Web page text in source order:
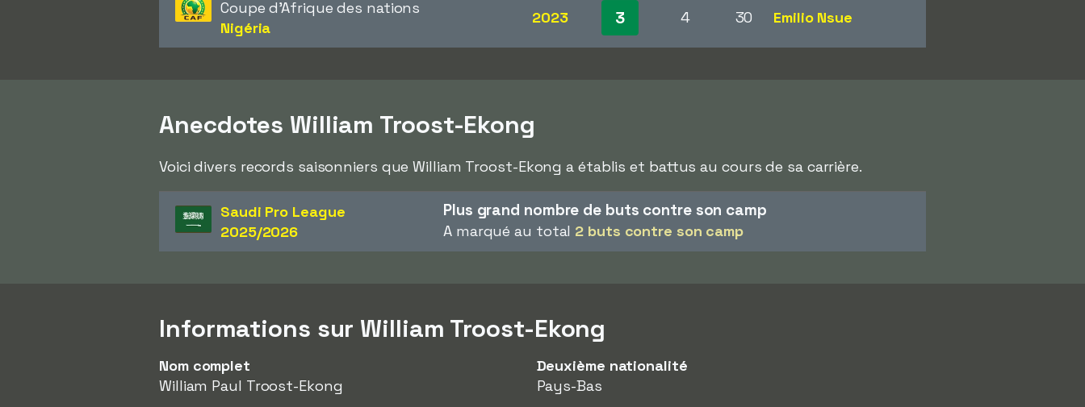
Coupe d'Afrique des nations
Nigéria
2023 3 4 30 Emilio Nsue
Anecdotes William Troost-Ekong
Voici divers records saisonniers que William Troost-Ekong a établis et battus au cours de sa carrière.
Saudi Pro League
2025/2026
Plus grand nombre de buts contre son camp
A marqué au total 2 buts contre son camp
Informations sur William Troost-Ekong
Nom complet
William Paul Troost-Ekong
Deuxième nationalité
Pays-Bas